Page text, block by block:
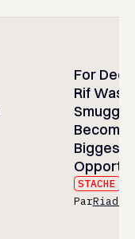
For
Rif Was
Become
Biggest
STACHE
ParRiad